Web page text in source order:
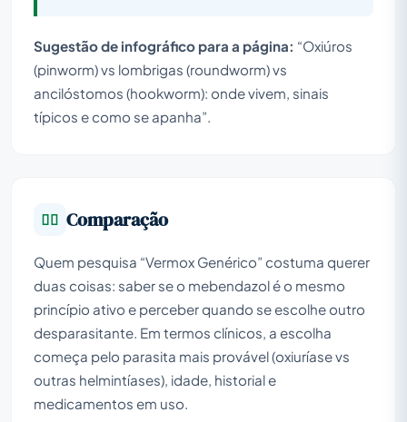
Sugestão de infográfico para a página: “Oxiúros
(pinworm) vs lombrigas (roundworm) vs
ancilóstomos (hookworm): onde vivem, sinais
típicos e como se apanha”.
Comparação
Quem pesquisa “Vermox Genérico” costuma querer
duas coisas: saber se o mebendazol é o mesmo
princípio ativo e perceber quando se escolhe outro
desparasitante. Em termos clínicos, a escolha
começa pelo parasita mais provável (oxiuríase vs
outras helmintíases), idade, historial e
medicamentos em uso.